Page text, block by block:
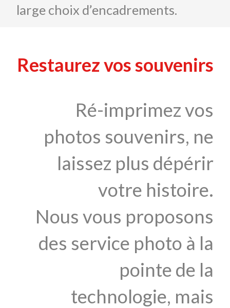
large choix d’encadrements.
Restaurez vos souvenirs
Ré-imprimez vos
photos souvenirs, ne
laissez plus dépérir
votre histoire.
Nous vous proposons
des service photo à la
pointe de la
technologie, mais